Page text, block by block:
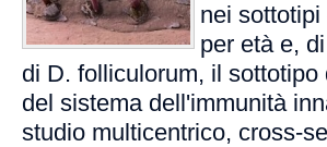
nei
per età e,
di D. folliculorum, il
del sistema dell'immunità
studio multicentrico, cross-